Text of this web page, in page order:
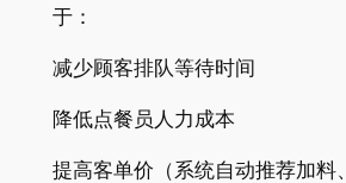
于：
减少顾客排队等待时间
降低点餐员人力成本
提高客单价（系统自动推荐加料